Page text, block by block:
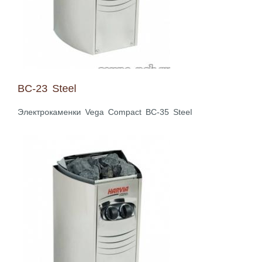
BC-23 Steel
Электрокаменки Vega Compact BC-35 Steel